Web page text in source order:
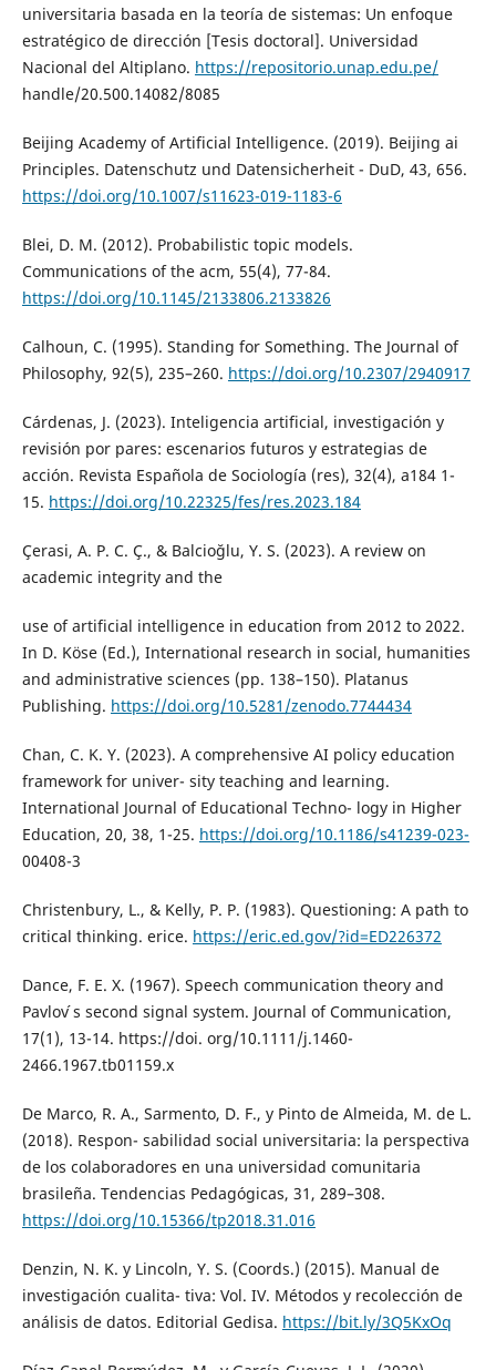
universitaria basada en la teoría de sistemas: Un enfoque
estratégico de dirección [Tesis doctoral]. Universidad
Nacional del Altiplano. https://repositorio.unap.edu.pe/
handle/20.500.14082/8085
Beijing Academy of Artificial Intelligence. (2019). Beijing ai
Principles. Datenschutz und Datensicherheit - DuD, 43, 656.
https://doi.org/10.1007/s11623-019-1183-6
Blei, D. M. (2012). Probabilistic topic models.
Communications of the acm, 55(4), 77-84.
https://doi.org/10.1145/2133806.2133826
Calhoun, C. (1995). Standing for Something. The Journal of
Philosophy, 92(5), 235–260. https://doi.org/10.2307/2940917
Cárdenas, J. (2023). Inteligencia artificial, investigación y
revisión por pares: escenarios futuros y estrategias de
acción. Revista Española de Sociología (res), 32(4), a184 1-
15. https://doi.org/10.22325/fes/res.2023.184
Çerasi, A. P. C. Ç., & Balcioğlu, Y. S. (2023). A review on
academic integrity and the
use of artificial intelligence in education from 2012 to 2022.
In D. Köse (Ed.), International research in social, humanities
and administrative sciences (pp. 138–150). Platanus
Publishing. https://doi.org/10.5281/zenodo.7744434
Chan, C. K. Y. (2023). A comprehensive AI policy education
framework for univer- sity teaching and learning.
International Journal of Educational Techno- logy in Higher
Education, 20, 38, 1-25. https://doi.org/10.1186/s41239-023-
00408-3
Christenbury, L., & Kelly, P. P. (1983). Questioning: A path to
critical thinking. erice. https://eric.ed.gov/?id=ED226372
Dance, F. E. X. (1967). Speech communication theory and
Pavlov ́s second signal system. Journal of Communication,
17(1), 13-14. https://doi. org/10.1111/j.1460-
2466.1967.tb01159.x
De Marco, R. A., Sarmento, D. F., y Pinto de Almeida, M. de L.
(2018). Respon- sabilidad social universitaria: la perspectiva
de los colaboradores en una universidad comunitaria
brasileña. Tendencias Pedagógicas, 31, 289–308.
https://doi.org/10.15366/tp2018.31.016
Denzin, N. K. y Lincoln, Y. S. (Coords.) (2015). Manual de
investigación cualita- tiva: Vol. IV. Métodos y recolección de
análisis de datos. Editorial Gedisa. https://bit.ly/3Q5KxOq